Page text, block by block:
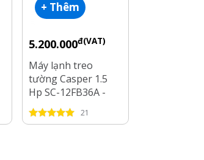
+ Thêm
5.200.000đ(VAT)
Máy lạnh treo
tường Casper 1.5
Hp SC-12FB36A -
2025
21